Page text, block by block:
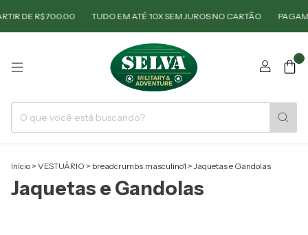
DE R$ 700,00 TUDO EM ATÉ 10X SEM JUROS NO CARTÃO
0
Início > VESTUÁRIO > breadcrumbs.masculino1 > Jaquetas e Gandolas
Jaquetas e Gandolas